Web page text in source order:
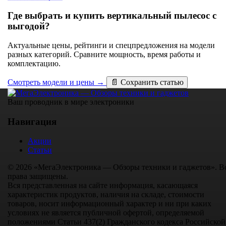
Где выбрать и купить вертикальный пылесос с
выгодой?
Актуальные цены, рейтинги и спецпредложения на модели
разных категорий. Сравните мощность, время работы и
комплектацию.
Смотреть модели и цены → 📄 Сохранить статью
Ваш проводник в мире электроники
Навигация
Акции
Статьи
© 2026 «МегаЭлектроника — Обзоры техники и гаджетов».
права защищены.
Вся представленная на сайте информация, касающаяся
характеристик продуктов, наличия на складе, стоимости
товаров, носит информационный характер и ни при каких
условиях не является публичной офертой, определяемой
положениями Статьи 437(2) Гражданского кодекса Российской